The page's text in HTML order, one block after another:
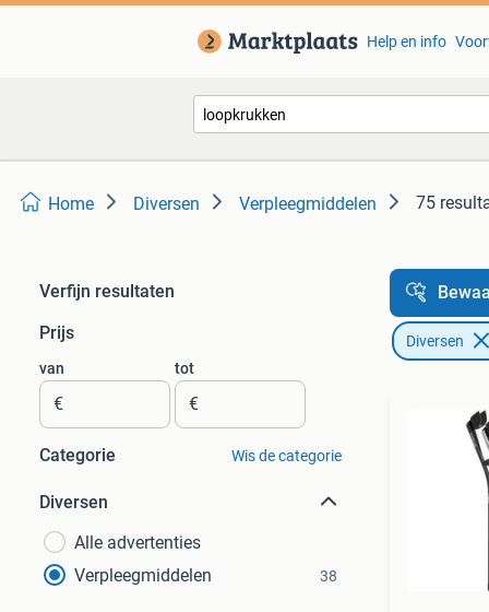
Help en info
Home Diversen Verpleegmiddelen 75
Verfijn resultaten
Prijs
van
€
tot
€
Categorie Wis de categorie
Diversen
Alle advertenties
Verpleegmiddelen
38
Diversen